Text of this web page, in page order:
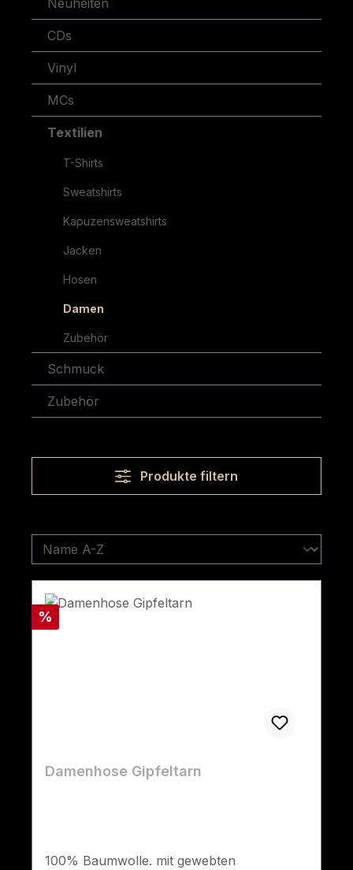
Neuheiten
CDs
Vinyl
MCs
Textilien
T-Shirts
Sweatshirts
Kapuzensweatshirts
Jacken
Hosen
Damen
Zubehör
Schmuck
Zubehör
Produkte filtern
Rabatt
%
Damenhose Gipfeltarn
100% Baumwolle. mit gewebten